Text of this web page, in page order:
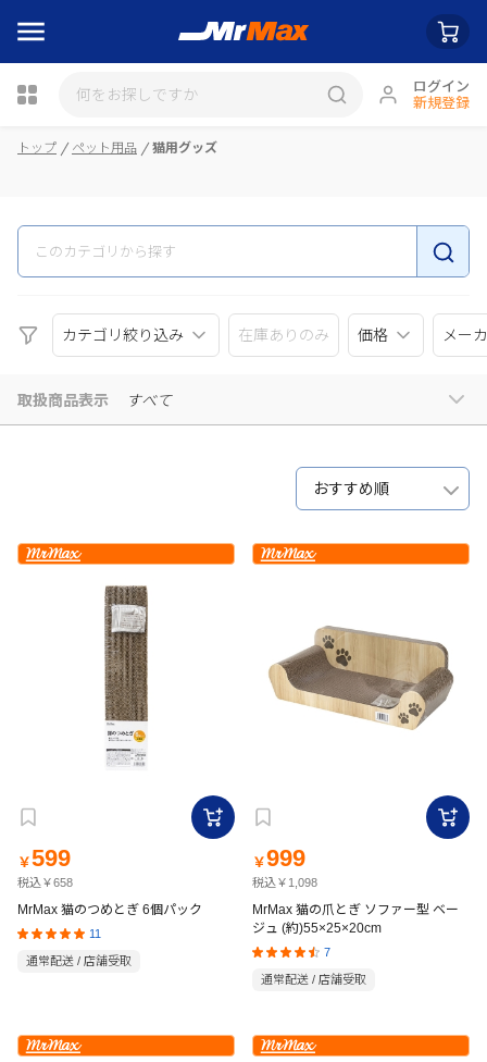
ログイン
新規登録
瓶詰
トップ ペット用品 猫用グッズ
カテゴリ絞り込み 在庫ありのみ 価格 メー
取扱商品表示 すべて
おすすめ順
￥599
税込￥658
MrMax 猫のつめとぎ 6個パック
11
通常配送 / 店舗受取
￥999
税込￥1,098
MrMax 猫の爪とぎ ソファー型 ベー
ジュ (約)55×25×20cm
7
通常配送 / 店舗受取